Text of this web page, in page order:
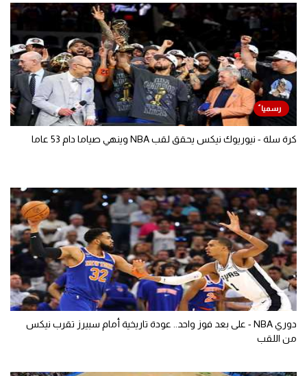
كرة سلة - نيوريوك نيكس يحقق لقب NBA وينهي صياما دام 53 عاما
دوري NBA - على بعد فوز واحد.. عودة تاريخية أمام سبيرز تقرب نيكس
من اللقب